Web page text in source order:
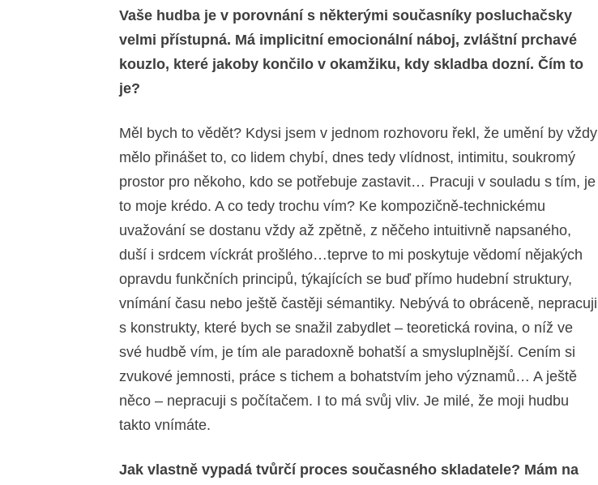
Vaše hudba je v porovnání s některými současníky posluchačsky
velmi přístupná. Má implicitní emocionální náboj, zvláštní prchavé
kouzlo, které jakoby končilo v okamžiku, kdy skladba dozní. Čím to
je?
Měl bych to vědět? Kdysi jsem v jednom rozhovoru řekl, že umění by vždy
mělo přinášet to, co lidem chybí, dnes tedy vlídnost, intimitu, soukromý
prostor pro někoho, kdo se potřebuje zastavit… Pracuji v souladu s tím, je
to moje krédo. A co tedy trochu vím? Ke kompozičně-technickému
uvažování se dostanu vždy až zpětně, z něčeho intuitivně napsaného,
duší i srdcem víckrát prošlého…teprve to mi poskytuje vědomí nějakých
opravdu funkčních principů, týkajících se buď přímo hudební struktury,
vnímání času nebo ještě častěji sémantiky. Nebývá to obráceně, nepracuji
s konstrukty, které bych se snažil zabydlet – teoretická rovina, o níž ve
své hudbě vím, je tím ale paradoxně bohatší a smysluplnější. Cením si
zvukové jemnosti, práce s tichem a bohatstvím jeho významů… A ještě
něco – nepracuji s počítačem. I to má svůj vliv. Je milé, že moji hudbu
takto vnímáte.
Jak vlastně vypadá tvůrčí proces současného skladatele? Mám na